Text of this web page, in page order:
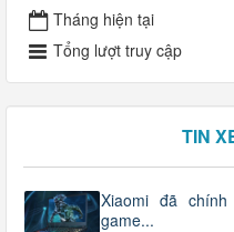
Tháng hiện tại
Tổng lượt truy cập
TIN
Xiaomi đã
game...